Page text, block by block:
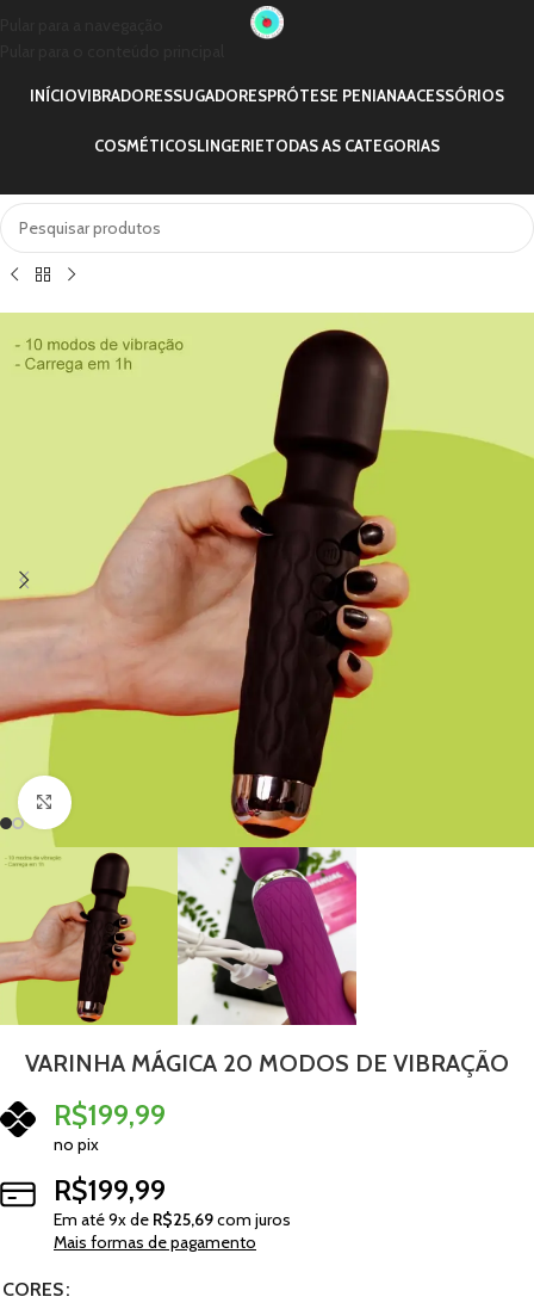
INÍCIOVIBRADORESSUGADORESPRÓTESE PENIANAACESSÓRIOS
COSMÉTICOSLINGERIETODAS AS CATEGORIAS
Clique para ampliar
VARINHA MÁGICA 20 MODOS DE VIBRAÇÃO
R$199,99
no pix
R$199,99
Em até9x de R$25,69com juros
Mais formas de pagamento
CORES